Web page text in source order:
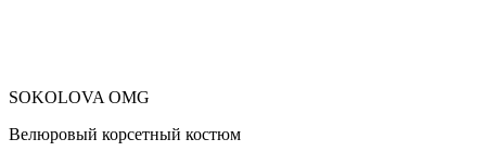
SOKOLOVA OMG
Велюровый корсетный костюм